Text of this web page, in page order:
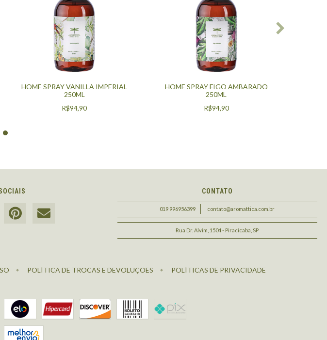
HOME SPRAY VANILLA IMPERIAL
250ML
R$94,90
HOME SPRAY FIGO AMBARADO
250ML
R$94,90
CONTATO
019 996956399 contato@aromattica.com.br
Rua Dr. Alvim, 1504 - Piracicaba, SP
POLÍTICA DE TROCAS E DEVOLUÇÕES POLÍTICAS DE PRIVACIDADE